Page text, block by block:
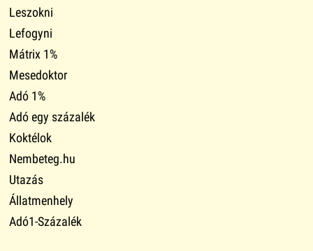
Leszokni
Lefogyni
Mátrix 1%
Mesedoktor
Adó 1%
Adó egy százalék
Koktélok
Nembeteg.hu
Utazás
Állatmenhely
Adó1-Százalék